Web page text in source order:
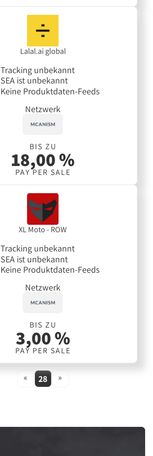
Lalal.ai global
Tracking unbekannt
SEA ist unbekannt
Keine Produktdaten-Feeds
Netzwerk
BIS ZU
18,00 %
PAY PER SALE
XL Moto - ROW
Tracking unbekannt
SEA ist unbekannt
Keine Produktdaten-Feeds
Netzwerk
BIS ZU
3,00 %
PAY PER SALE
« 28 »